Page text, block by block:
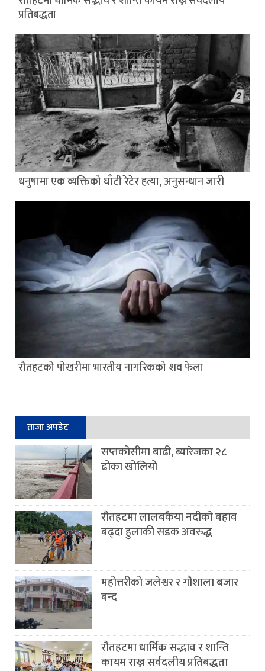
प्रतिबद्धता
धनुषामा एक व्यक्तिको घाँटी रेटेर हत्या, अनुसन्धान जारी
रौतहटको पोखरीमा भारतीय नागरिकको शव फेला
ताजा अपडेट
सप्तकोसीमा बाढी, ब्यारेजका २८
ढोका खोलियो
रौतहटमा लालबकैया नदीको बहाव
बढ्दा हुलाकी सडक अवरुद्ध
महोत्तरीको जलेश्वर र गौशाला बजार
बन्द
रौतहटमा धार्मिक सद्भाव र शान्ति
कायम राख्न सर्वदलीय प्रतिबद्धता